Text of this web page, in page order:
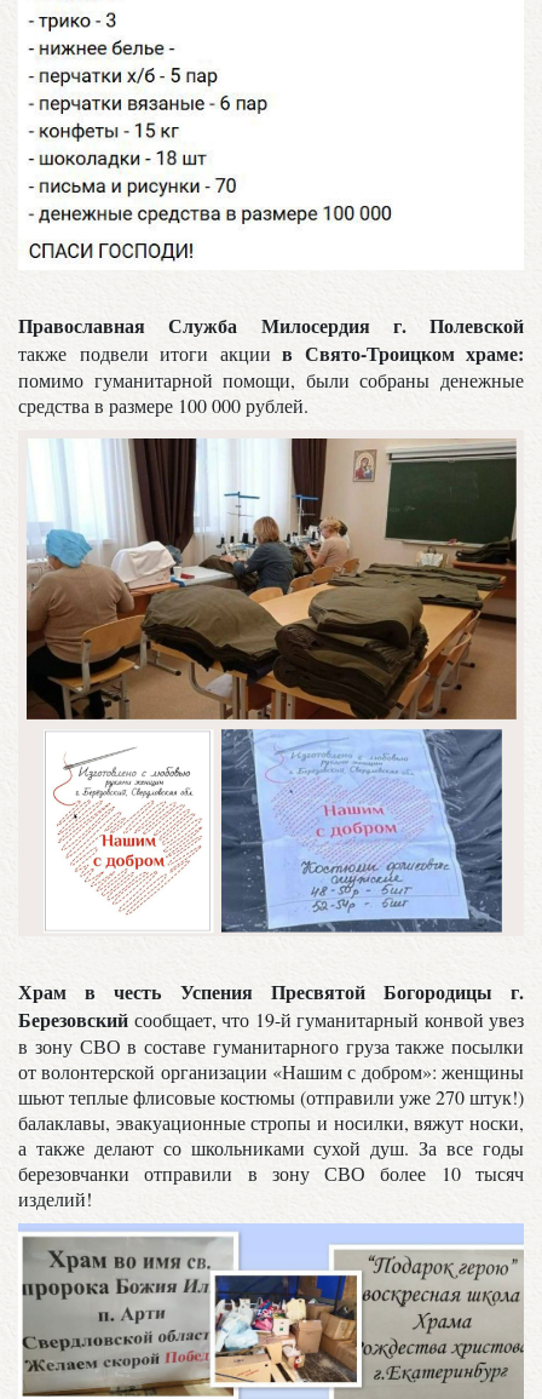
Православная Служба Милосердия г. Полевской
также подвели итоги акции в Свято-Троицком храме:
помимо гуманитарной помощи, были собраны денежные
средства в размере 100 000 рублей.
Храм в честь Успения Пресвятой Богородицы г.
Березовский сообщает, что 19-й гуманитарный конвой увез
в зону СВО в составе гуманитарного груза также посылки
от волонтерской организации «Нашим с добром»: женщины
шьют теплые флисовые костюмы (отправили уже 270 штук!)
балаклавы, эвакуационные стропы и носилки, вяжут носки,
а также делают со школьниками сухой душ. За все годы
березовчанки отправили в зону СВО более 10 тысяч
изделий!